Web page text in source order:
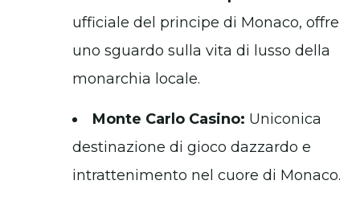
ufficiale del principe di Monaco, offre
uno sguardo sulla vita di lusso della
monarchia locale.
Monte Carlo Casino: Uniconica
destinazione di gioco dazzardo e
intrattenimento nel cuore di Monaco.